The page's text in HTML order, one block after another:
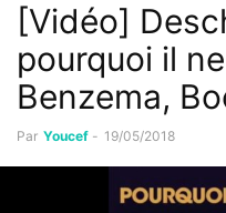
[Vidéo]
pourquoi il
Benzema,
Par Youcef - 19/05/2018